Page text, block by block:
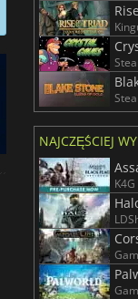
NAJCZĘŚCIEJ
K4G